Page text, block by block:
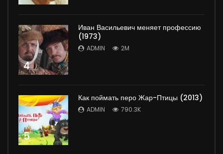
4
Иван Васильевич меняет профессию
(1973)
ADMIN 2M
5
Как поймать перо Жар-Птицы (2013)
ADMIN 790.3K